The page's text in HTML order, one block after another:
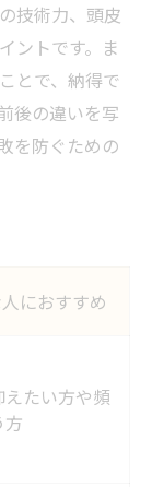
技術力、頭皮
ントです。ま
とで、納得で
後の違いを写
を防ぐための
におすすめ
えたい方や頻
方